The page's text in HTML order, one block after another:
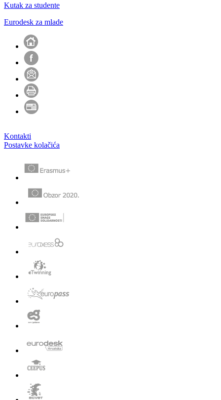
Kutak za studente
Eurodesk za mlade
Kontakti
Postavke kolačića